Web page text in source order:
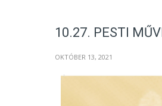
10.27. PESTI
OKTÓBER 13, 2021